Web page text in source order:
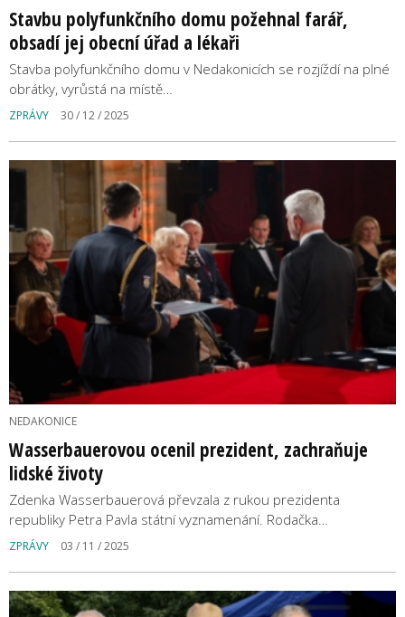
Stavbu polyfunkčního domu požehnal farář,
obsadí jej obecní úřad a lékaři
Stavba polyfunkčního domu v Nedakonicích se rozjíždí na plné
obrátky, vyrůstá na místě…
ZPRÁVY 30 / 12 / 2025
NEDAKONICE
Wasserbauerovou ocenil prezident, zachraňuje
lidské životy
Zdenka Wasserbauerová převzala z rukou prezidenta
republiky Petra Pavla státní vyznamenání. Rodačka…
ZPRÁVY 03 / 11 / 2025